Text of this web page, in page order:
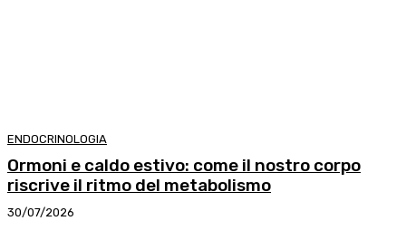
ENDOCRINOLOGIA
Ormoni e caldo estivo: come il nostro corpo
riscrive il ritmo del metabolismo
30/07/2026